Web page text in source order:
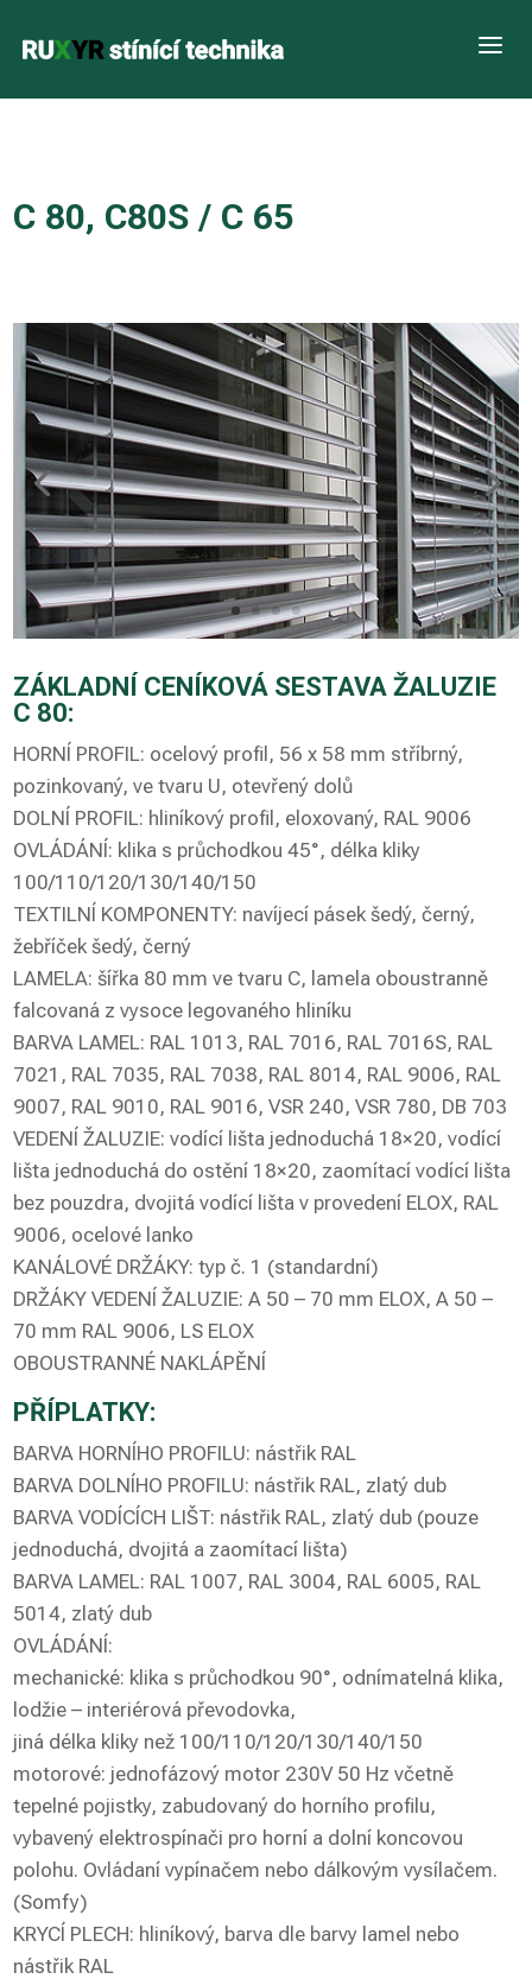
a
C 80, C80S / C 65
ZÁKLADNÍ CENÍKOVÁ SESTAVA ŽALUZIE
C 80:
HORNÍ PROFIL: ocelový profil, 56 x 58 mm stříbrný,
pozinkovaný, ve tvaru U, otevřený dolů
DOLNÍ PROFIL: hliníkový profil, eloxovaný, RAL 9006
OVLÁDÁNÍ: klika s průchodkou 45°, délka kliky
100/110/120/130/140/150
TEXTILNÍ KOMPONENTY: navíjecí pásek šedý, černý,
žebříček šedý, černý
LAMELA: šířka 80 mm ve tvaru C, lamela oboustranně
falcovaná z vysoce legovaného hliníku
BARVA LAMEL: RAL 1013, RAL 7016, RAL 7016S, RAL
7021, RAL 7035, RAL 7038, RAL 8014, RAL 9006, RAL
9007, RAL 9010, RAL 9016, VSR 240, VSR 780, DB 703
VEDENÍ ŽALUZIE: vodící lišta jednoduchá 18×20, vodící
lišta jednoduchá do ostění 18×20, zaomítací vodící lišta
bez pouzdra, dvojitá vodící lišta v provedení ELOX, RAL
9006, ocelové lanko
KANÁLOVÉ DRŽÁKY: typ č. 1 (standardní)
DRŽÁKY VEDENÍ ŽALUZIE: A 50 – 70 mm ELOX, A 50 –
70 mm RAL 9006, LS ELOX
OBOUSTRANNÉ NAKLÁPĚNÍ
PŘÍPLATKY:
BARVA HORNÍHO PROFILU: nástřik RAL
BARVA DOLNÍHO PROFILU: nástřik RAL, zlatý dub
BARVA VODÍCÍCH LIŠT: nástřik RAL, zlatý dub (pouze
jednoduchá, dvojitá a zaomítací lišta)
BARVA LAMEL: RAL 1007, RAL 3004, RAL 6005, RAL
5014, zlatý dub
OVLÁDÁNÍ:
mechanické: klika s průchodkou 90°, odnímatelná klika,
lodžie – interiérová převodovka,
jiná délka kliky než 100/110/120/130/140/150
motorové: jednofázový motor 230V 50 Hz včetně
tepelné pojistky, zabudovaný do horního profilu,
vybavený elektrospínači pro horní a dolní koncovou
polohu. Ovládaní vypínačem nebo dálkovým vysílačem.
(Somfy)
KRYCÍ PLECH: hliníkový, barva dle barvy lamel nebo
nástřik RAL